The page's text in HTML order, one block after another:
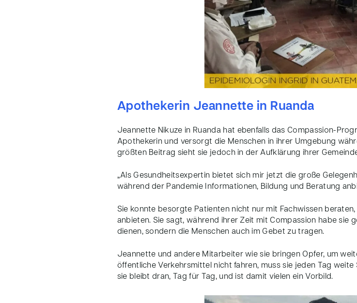
Apothekerin Jeannette in Ruanda
Jeannette Nikuze in Ruanda hat ebenfalls das Compassion-
Apothekerin und versorgt die Menschen in ihrer Umgebung
größten Beitrag sieht sie jedoch in der Aufklärung ihrer
„Als Gesundheitsexpertin bietet sich mir jetzt die große
während der Pandemie Informationen, Bildung und Beratung
Sie konnte besorgte Patienten nicht nur mit Fachwissen
anbieten. Sie sagt, während ihrer Zeit mit Compassion habe sie
dienen, sondern die Menschen auch im Gebet zu tragen.
Jeannette und andere Mitarbeiter wie sie bringen Opfer, um
öffentliche Verkehrsmittel nicht fahren, muss sie jeden Tag
sie bleibt dran, Tag für Tag, und ist damit vielen ein Vorbild.